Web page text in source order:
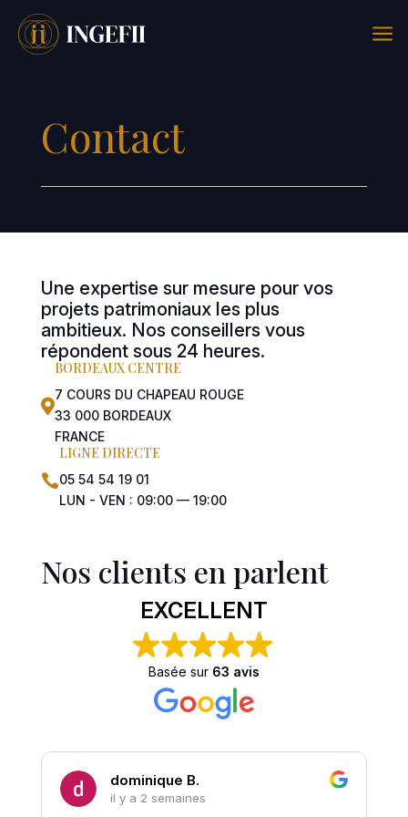
a
Contact
Une expertise sur mesure pour vos
projets patrimoniaux les plus
ambitieux. Nos conseillers vous
répondent sous 24 heures.

BORDEAUX CENTRE
7 COURS DU CHAPEAU ROUGE
33 000 BORDEAUX
FRANCE

LIGNE DIRECTE
05 54 54 19 01
LUN - VEN : 09:00 — 19:00
Nos clients en parlent
EXCELLENT
Basée sur 63 avis
dominique B.
il y a 2 semaines